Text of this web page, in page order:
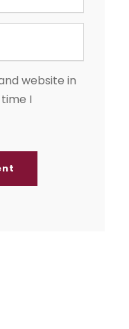
website in
I